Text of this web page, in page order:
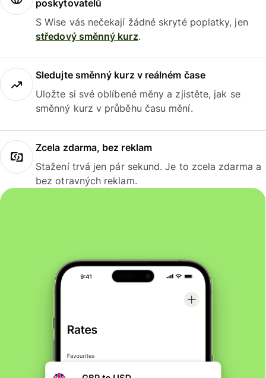
poskytovatelů
S Wise vás nečekají žádné skryté poplatky, jen
středový směnný kurz.
Sledujte směnný kurz v reálném čase
Uložte si své oblíbené měny a zjistěte, jak se
směnný kurz v průběhu času mění.
Zcela zdarma, bez reklam
Stažení trvá jen pár sekund. Je to zcela zdarma a
bez otravných reklam.